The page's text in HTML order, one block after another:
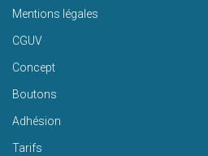
Mentions légales
CGUV
Concept
Boutons
Adhésion
Tarifs